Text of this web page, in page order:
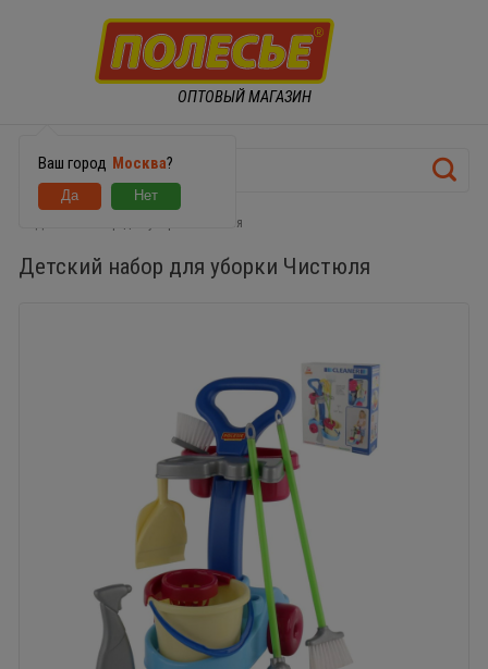
ОПТОВЫЙ МАГАЗИН
Ваш город Москва?
Детский набор для уборки Чистюля
Детский набор для уборки Чистюля